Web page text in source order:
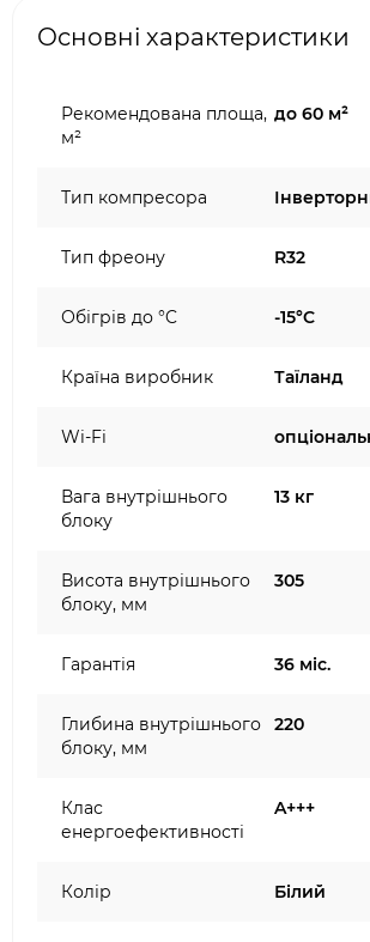
Основні характеристики
Рекомендована площа,
м²
до 60 м²
Тип компресора
Тип фреону R32
Обігрів до °C -15°C
Країна виробник Таїланд
Wi-Fi
Вага внутрішнього
блоку
13 кг
Висота внутрішнього
блоку, мм
305
Гарантія 36 міс.
Глибина внутрішнього
блоку, мм
220
Клас
енергоефективності
A+++
Колір Білий